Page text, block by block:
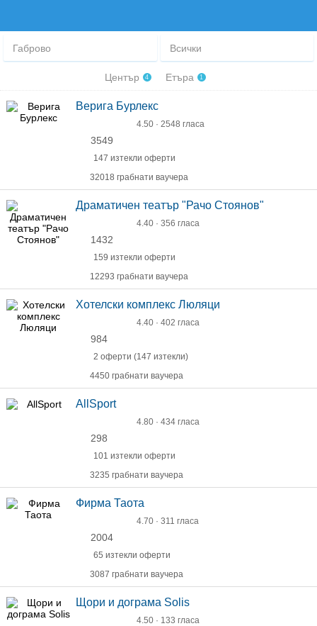
Габрово Всички
Център 4 Етъра 1
Верига Бурлекс
4.50 · 2548 гласа
3549
147 изтекли оферти
32018 грабнати ваучера
Драматичен театър "Рачо Стоянов"
4.40 · 356 гласа
1432
159 изтекли оферти
12293 грабнати ваучера
Хотелски комплекс Люляци
4.40 · 402 гласа
984
2 оферти (147 изтекли)
4450 грабнати ваучера
AllSport
4.80 · 434 гласа
298
101 изтекли оферти
3235 грабнати ваучера
Фирма Таота
4.70 · 311 гласа
2004
65 изтекли оферти
3087 грабнати ваучера
Щори и дограма Solis
4.50 · 133 гласа